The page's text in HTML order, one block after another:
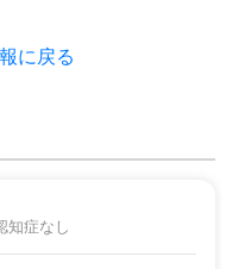
とても親切でハキハキ
りません。清潔感があっ
に戻る
知症なし